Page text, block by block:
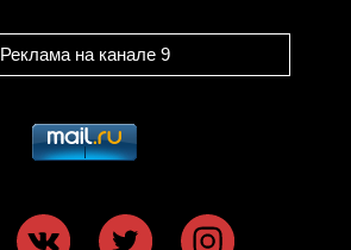
Реклама на канале 9